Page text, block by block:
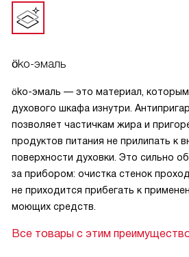
öko-эмаль
öko-эмаль — это материал,
духового шкафа изнутри.
позволяет частичкам жира и
продуктов питания не прилипать к
поверхности духовки. Это сильно
за прибором: очистка стенок
не приходится прибегать к
моющих средств.
Все товары с этим